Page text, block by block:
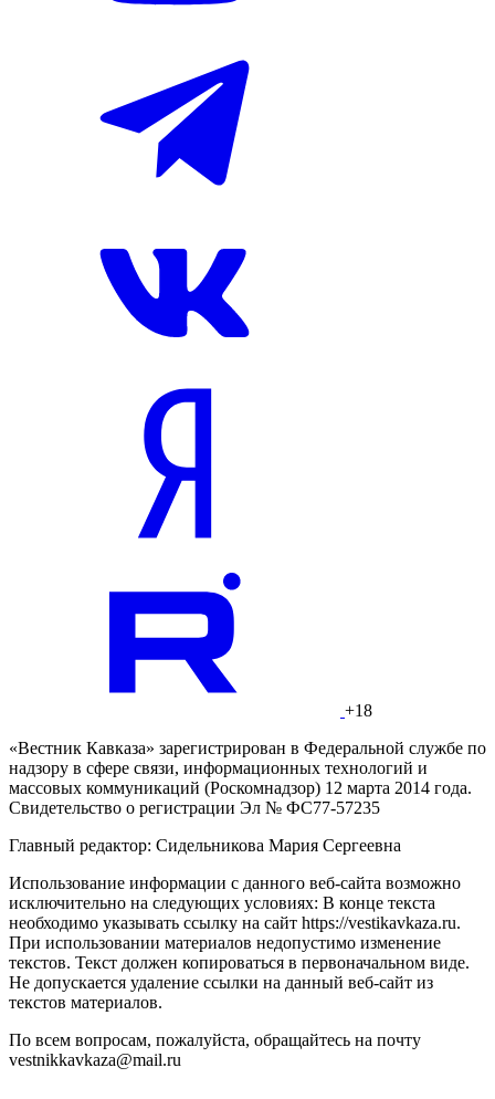
+18
«Вестник Кавказа» зарегистрирован в Федеральной службе по
надзору в сфере связи, информационных технологий и
массовых коммуникаций (Роскомнадзор) 12 марта 2014 года.
Свидетельство о регистрации Эл № ФС77-57235
Главный редактор: Сидельникова Мария Сергеевна
Использование информации с данного веб-сайта возможно
исключительно на следующих условиях: В конце текста
необходимо указывать ссылку на сайт https://vestikavkaza.ru.
При использовании материалов недопустимо изменение
текстов. Текст должен копироваться в первоначальном виде.
Не допускается удаление ссылки на данный веб-сайт из
текстов материалов.
По всем вопросам, пожалуйста, обращайтесь на почту
vestnikkavkaza@mail.ru